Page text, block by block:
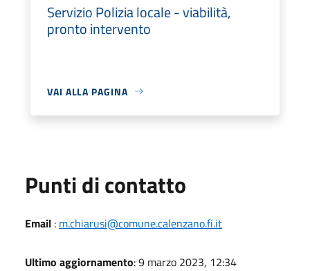
Servizio Polizia locale - viabilità,
pronto intervento
VAI ALLA PAGINA
Punti di contatto
Email : m.chiarusi@comune.calenzano.fi.it
Ultimo aggiornamento: 9 marzo 2023, 12:34